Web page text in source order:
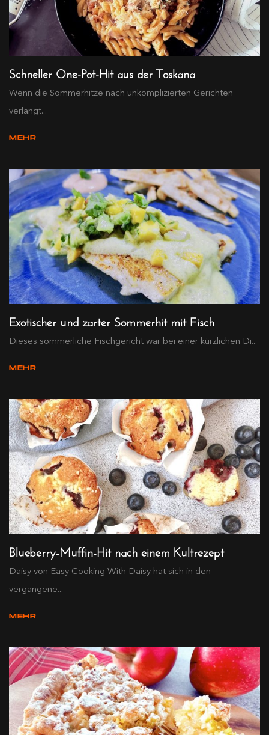
Schneller One-Pot-Hit aus der Toskana
Wenn die Sommerhitze nach unkomplizierten Gerichten
verlangt...
MEHR
Exotischer und zarter Sommerhit mit Fisch
Dieses sommerliche Fischgericht war bei einer kürzlichen Di...
MEHR
Blueberry-Muffin-Hit nach einem Kultrezept
Daisy von Easy Cooking With Daisy hat sich in den
vergangene...
MEHR